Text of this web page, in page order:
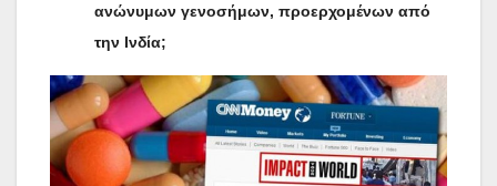
ανώνυμων γενοσήμων, προερχομένων από
την Ινδία;